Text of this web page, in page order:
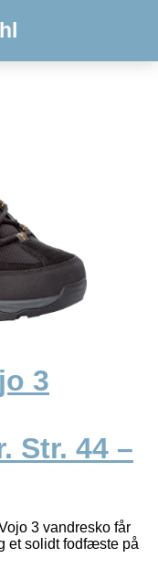
3
Str. 44 –
3 vandresko får
et solidt fodfæste på